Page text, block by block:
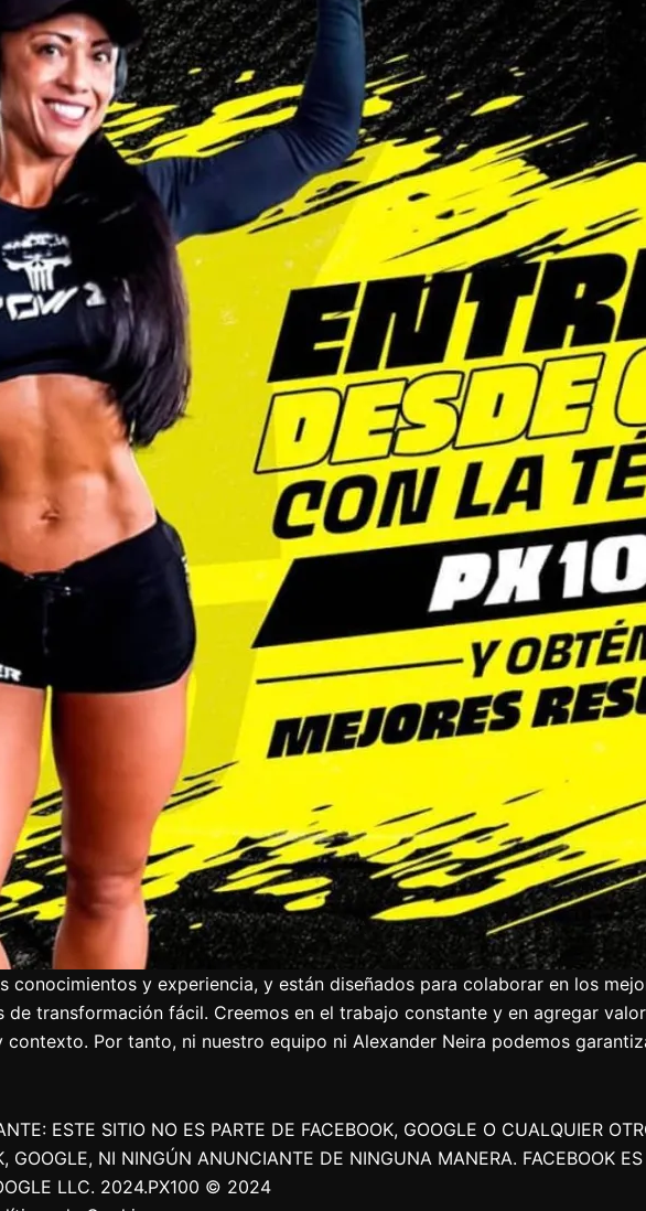
conocimientos y experiencia, y están diseñados para colaborar en los
de transformación fácil. Creemos en el trabajo constante y en agregar
Por tanto, ni nuestro equipo ni Alexander Neira podemos
ESTE SITIO NO ES PARTE DE FACEBOOK, GOOGLE O CUALQUIER
GOOGLE, NI NINGÚN ANUNCIANTE DE NINGUNA MANERA. FACEBOOK
LLC. 2024.PX100 © 2024